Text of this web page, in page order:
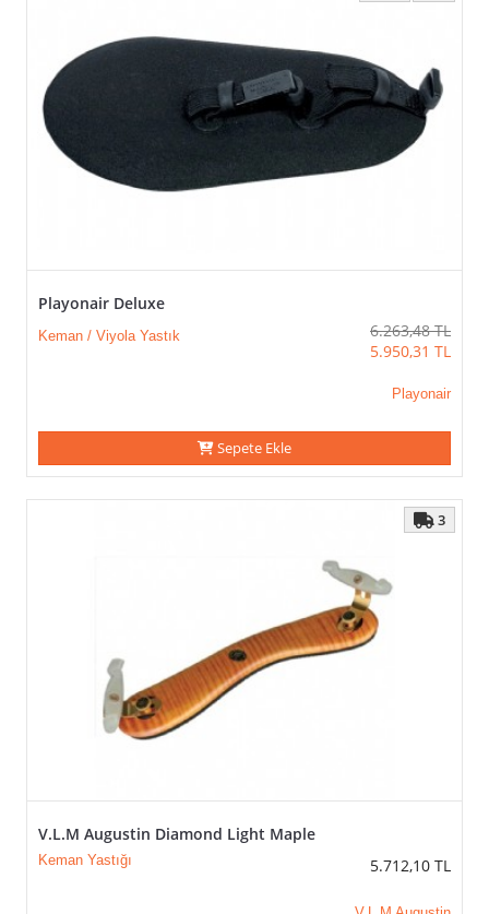
Playonair Deluxe
Keman / Viyola Yastık 6.263,48 TL
5.950,31 TL
Playonair
Sepete Ekle
3
V.L.M Augustin Diamond Light Maple
Keman Yastığı 5.712,10 TL